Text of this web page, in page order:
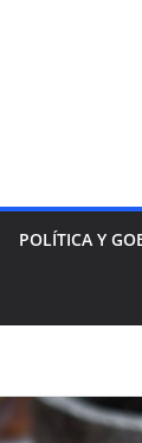
POLÍTICA Y